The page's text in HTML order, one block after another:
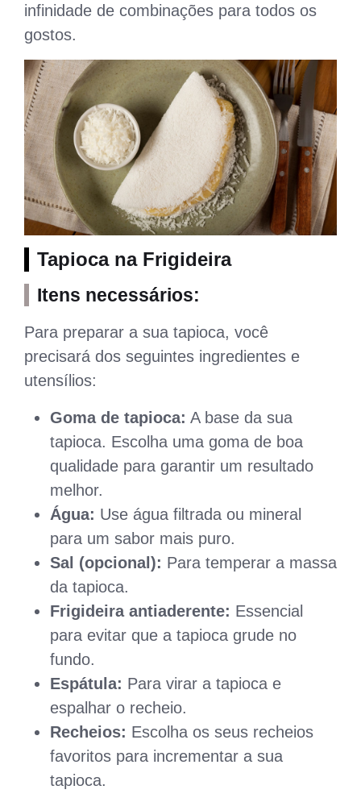
infinidade de combinações para todos os
gostos.
Tapioca na Frigideira
Itens necessários:
Para preparar a sua tapioca, você
precisará dos seguintes ingredientes e
utensílios:
Goma de tapioca: A base da sua
tapioca. Escolha uma goma de boa
qualidade para garantir um resultado
melhor.
Água: Use água filtrada ou mineral
para um sabor mais puro.
Sal (opcional): Para temperar a massa
da tapioca.
Frigideira antiaderente: Essencial
para evitar que a tapioca grude no
fundo.
Espátula: Para virar a tapioca e
espalhar o recheio.
Recheios: Escolha os seus recheios
favoritos para incrementar a sua
tapioca.